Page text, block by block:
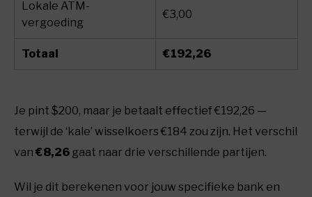
Lokale ATM-
vergoeding
€3,00
Totaal €192,26
Je pint $200, maar je betaalt effectief €192,26 —
terwijl de ‘kale’ wisselkoers €184 zou zijn. Het verschil
van €8,26 gaat naar drie verschillende partijen.
Wil je dit berekenen voor jouw specifieke bank en